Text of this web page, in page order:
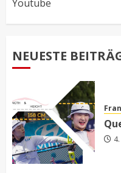
Youtube
NEUESTE